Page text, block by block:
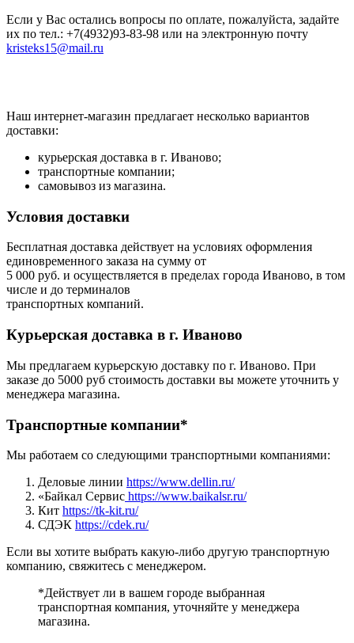
Если у Вас остались вопросы по оплате, пожалуйста, задайте
их по тел.: +7(4932)93-83-98 или на электронную почту
kristeks15@mail.ru
Наш интернет-магазин предлагает несколько вариантов
доставки:
курьерская доставка в г. Иваново;
транспортные компании;
самовывоз из магазина.
Условия доставки
Бесплатная доставка действует на условиях оформления
единовременного заказа на сумму от
5 000 руб. и осуществляется в пределах города Иваново, в том
числе и до терминалов
транспортных компаний.
Курьерская доставка в г. Иваново
Мы предлагаем курьерскую доставку по г. Иваново. При
заказе до 5000 руб стоимость доставки вы можете уточнить у
менеджера магазина.
Транспортные компании*
Мы работаем со следующими транспортными компаниями:
Деловые линии https://www.dellin.ru/
«Байкал Сервис https://www.baikalsr.ru/
Кит https://tk-kit.ru/
СДЭК https://cdek.ru/
Если вы хотите выбрать какую-либо другую транспортную
компанию, свяжитесь с менеджером.
*Действует ли в вашем городе выбранная
транспортная компания, уточняйте у менеджера
магазина.